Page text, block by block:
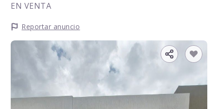
EN VENTA
Reportar anuncio